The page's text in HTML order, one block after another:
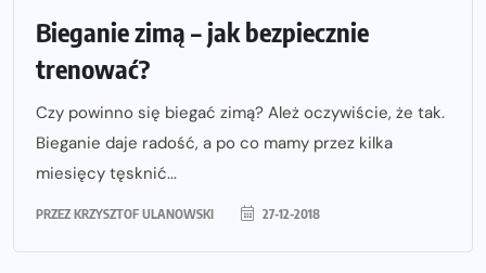
Bieganie zimą – jak bezpiecznie
trenować?
Czy powinno się biegać zimą? Ależ oczywiście, że tak.
Bieganie daje radość, a po co mamy przez kilka
miesięcy tęsknić...
PRZEZ KRZYSZTOF ULANOWSKI 27-12-2018